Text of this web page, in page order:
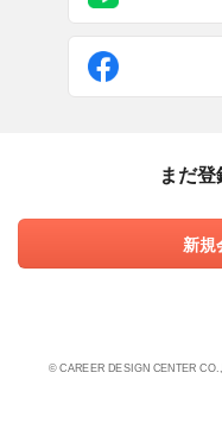
まだ
新規
© CAREER DESIGN CENTER